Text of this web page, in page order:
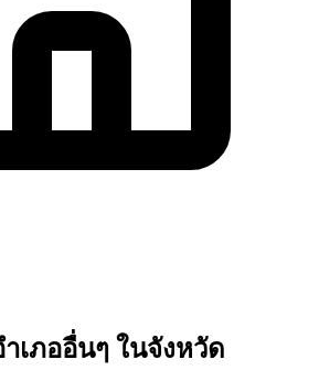
เภออื่นๆ ในจังหวัด